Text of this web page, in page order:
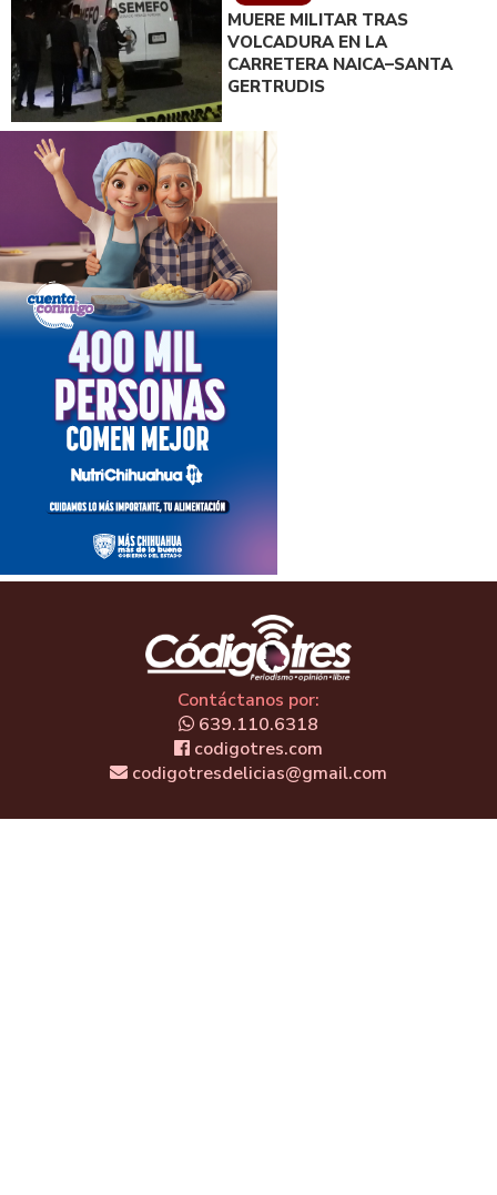
MUERE MILITAR TRAS
VOLCADURA EN LA
CARRETERA NAICA–SANTA
GERTRUDIS
Contáctanos por:
639.110.6318
codigotres.com
codigotresdelicias@gmail.com